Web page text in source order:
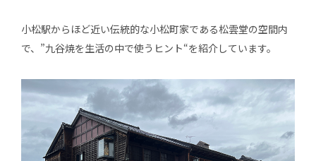
小松駅からほど近い伝統的な小松町家である松雲堂の空間内
で、”九谷焼を生活の中で使うヒント“を紹介しています。